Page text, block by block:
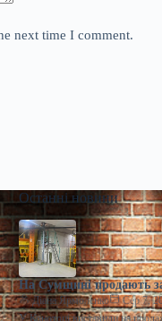
next time I comment.
Останні новини
На Сумщині продають
Діана Ярмоленко
Сер 7,
У Конотопі виставили на